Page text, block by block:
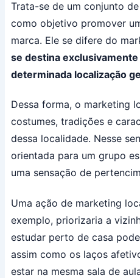
Trata-se de um conjunto
como objetivo promover
marca. Ele se difere do
se destina exclusivamente
determinada localização
Dessa forma, o marketing
costumes, tradições e
dessa localidade. Nesse
orientada para um grupo
uma sensação de
Uma ação de marketing
exemplo, priorizaria a
estudar perto de casa
assim como os laços
estar na mesma sala de